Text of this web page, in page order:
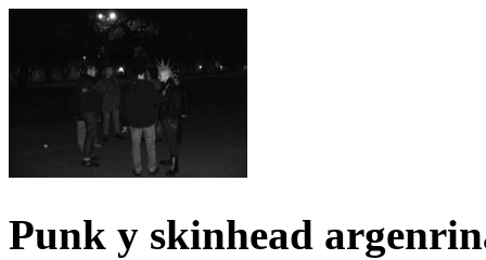
Punk y skinhead